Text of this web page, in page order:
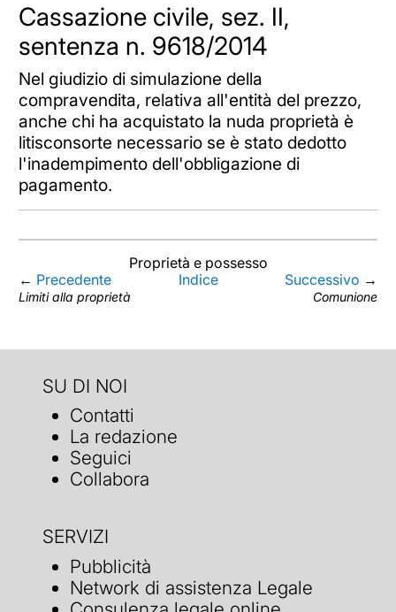
Cassazione civile, sez. II,
sentenza n. 9618/2014
Nel giudizio di simulazione della
compravendita, relativa all'entità del prezzo,
anche chi ha acquistato la nuda proprietà è
litisconsorte necessario se è stato dedotto
l'inadempimento dell'obbligazione di
pagamento.
Proprietà e possesso
← Precedente
Limiti alla proprietà
Indice Successivo →
Comunione
SU DI NOI
Contatti
La redazione
Seguici
Collabora
SERVIZI
Pubblicità
Network di assistenza Legale